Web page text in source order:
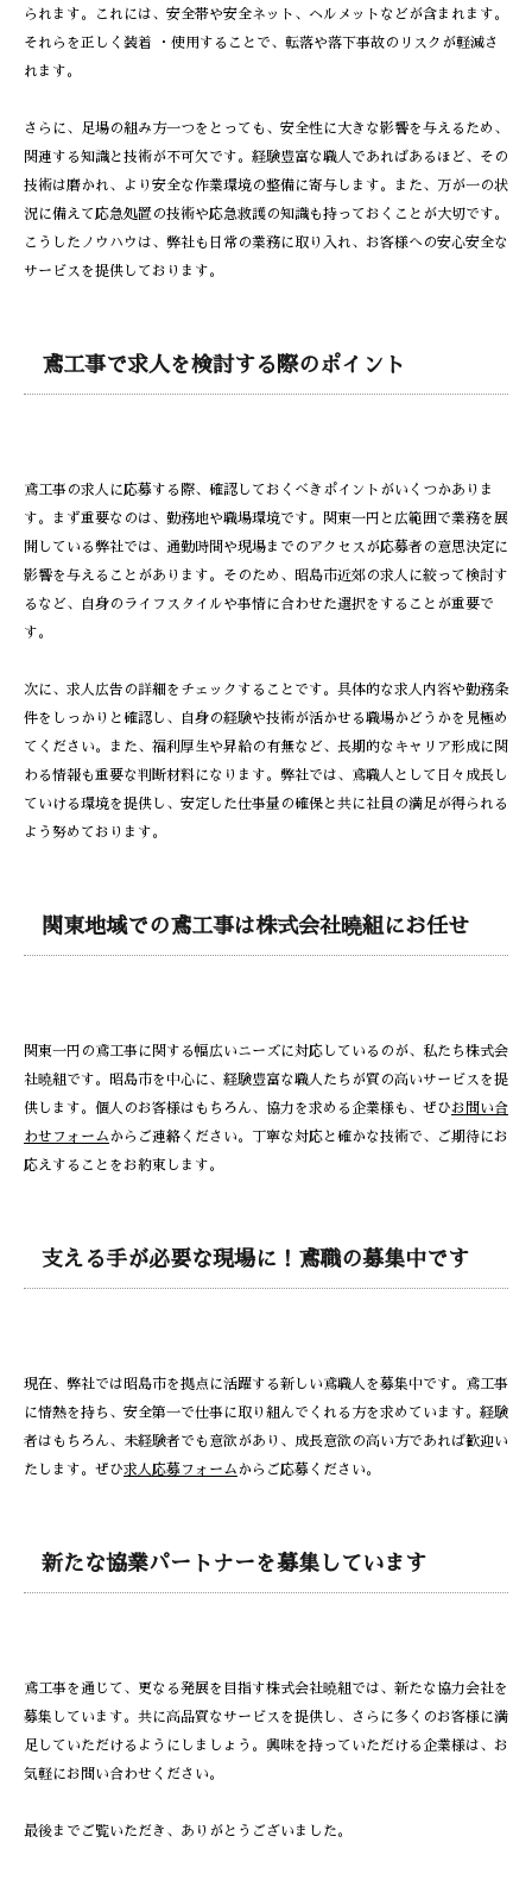
られます。これには、安全帯や安全ネット、ヘルメットなどが含まれます。
それらを正しく装着 ・使用することで、転落や落下事故のリスクが軽減さ
れます。
さらに、足場の組み方一つをとっても、安全性に大きな影響を与えるため、
関連する知識と技術が不可欠です。経験豊富な職人であればあるほど、その
技術は磨かれ、より安全な作業環境の整備に寄与します。また、万が一の状
況に備えて応急処置の技術や応急救護の知識も持っておくことが大切です。
こうしたノウハウは、弊社も日常の業務に取り入れ、お客様への安心安全な
サービスを提供しております。
鳶工事で求人を検討する際のポイント
鳶工事の求人に応募する際、確認しておくべきポイントがいくつかありま
す。まず重要なのは、勤務地や職場環境です。関東一円と広範囲で業務を展
開している弊社では、通勤時間や現場までのアクセスが応募者の意思決定に
影響を与えることがあります。そのため、昭島市近郊の求人に絞って検討す
るなど、自身のライフスタイルや事情に合わせた選択をすることが重要で
す。
次に、求人広告の詳細をチェックすることです。具体的な求人内容や勤務条
件をしっかりと確認し、自身の経験や技術が活かせる職場かどうかを見極め
てください。また、福利厚生や昇給の有無など、長期的なキャリア形成に関
わる情報も重要な判断材料になります。弊社では、鳶職人として日々成長し
ていける環境を提供し、安定した仕事量の確保と共に社員の満足が得られる
よう努めております。
関東地域での鳶工事は株式会社曉組にお任せ
関東一円の鳶工事に関する幅広いニーズに対応しているのが、私たち株式会
社曉組です。昭島市を中心に、経験豊富な職人たちが質の高いサービスを提
供します。個人のお客様はもちろん、協力を求める企業様も、ぜひお問い合
わせフォーム からご連絡ください。丁寧な対応と確かな技術で、ご期待にお
応えすることをお約束します。
支える手が必要な現場に！鳶職の募集中です
現在、弊社では昭島市を拠点に活躍する新しい鳶職人を募集中です。鳶工事
に情熱を持ち、安全第一で仕事に取り組んでくれる方を求めています。経験
者はもちろん、未経験者でも意欲があり、成長意欲の高い方であれば歓迎い
たします。ぜひ求人応募フォーム からご応募ください。
新たな協業パートナーを募集しています
鳶工事を通じて、更なる発展を目指す株式会社曉組では、新たな協力会社を
募集しています。共に高品質なサービスを提供し、さらに多くのお客様に満
足していただけるようにしましょう。興味を持っていただける企業様は、お
気軽にお問い合わせください。
最後までご覧いただき、ありがとうございました。